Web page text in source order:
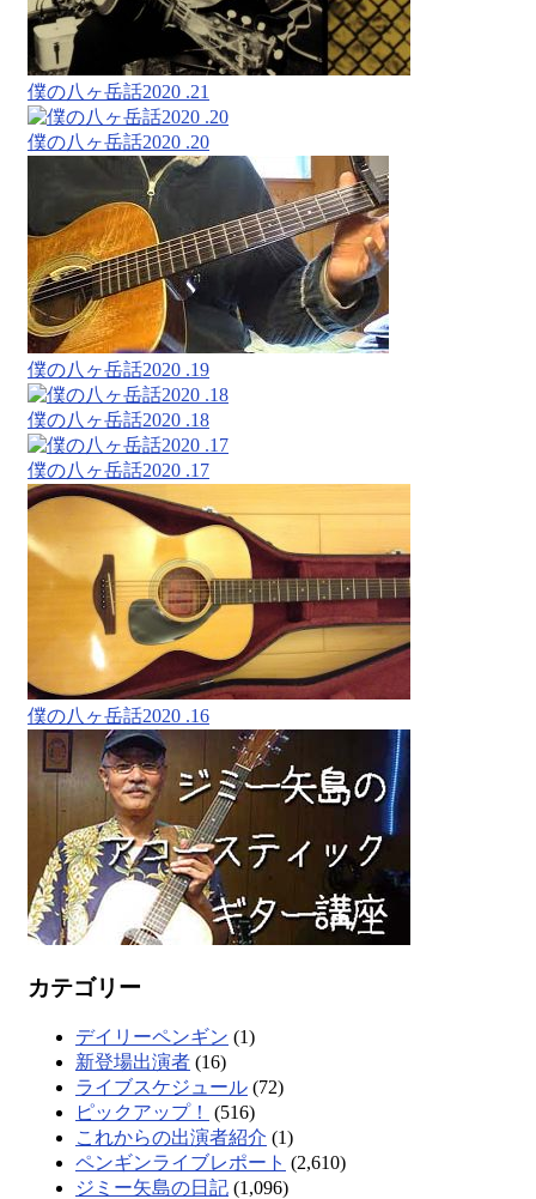
僕の八ヶ岳話2020 .21
僕の八ヶ岳話2020 .20
僕の八ヶ岳話2020 .19
僕の八ヶ岳話2020 .18
僕の八ヶ岳話2020 .17
僕の八ヶ岳話2020 .16
カテゴリー
デイリーペンギン (1)
新登場出演者 (16)
ライブスケジュール (72)
ピックアップ！
(516)
これからの出演者紹介 (1)
ペンギンライブレポート (2,610)
ジミー矢島の日記 (1,096)